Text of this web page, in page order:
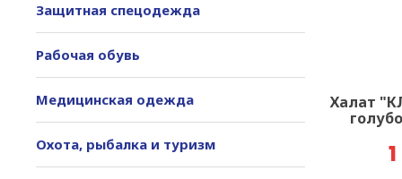
Защитная спецодежда
Рабочая обувь
Медицинская одежда
Охота, рыбалка и туризм
Халат